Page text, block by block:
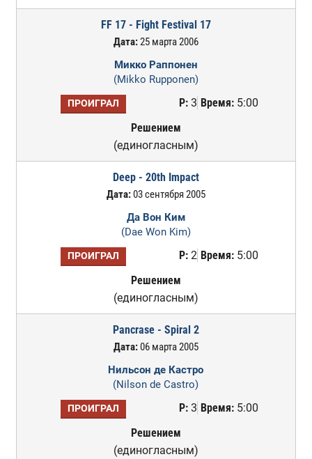
FF 17 - Fight Festival 17
Дата:25 марта 2006
Микко Раппонен
(Mikko Rupponen)
ПРОИГРАЛ Р:3 Время:5:00
Решением
(единогласным)
Deep - 20th Impact
Дата:03 сентября 2005
Да Вон Ким
(Dae Won Kim)
ПРОИГРАЛ Р:2 Время:5:00
Решением
(единогласным)
Pancrase - Spiral 2
Дата:06 марта 2005
Нильсон де Кастро
(Nilson de Castro)
ПРОИГРАЛ Р:3 Время:5:00
Решением
(единогласным)